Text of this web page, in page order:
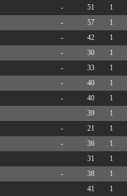
- 51
1
- 57
1
- 42
1
- 30
1
- 33
1
- 40
1
- 40
1
39
1
- 21
1
- 36
1
31
1
- 38
1
41
1